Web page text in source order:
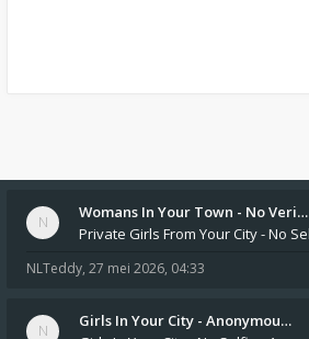
Womans In Your Town - No Veri…
NLTeddy, 27 mei 2026, 04:33
Girls In Your City - Anonymou…